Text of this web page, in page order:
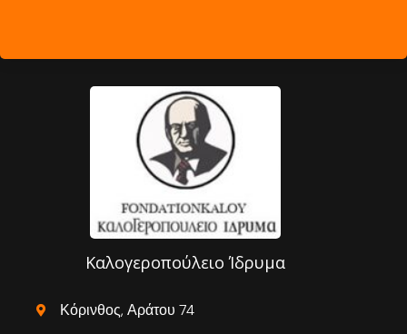
Καλογεροπούλειο Ίδρυμα
Κόρινθος, Αράτου 74